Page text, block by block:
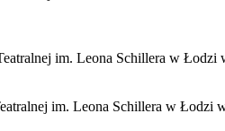
im. Leona Schillera w
im. Leona Schillera w Łodzi